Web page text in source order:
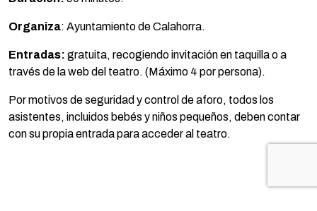
Organiza: Ayuntamiento de Calahorra.
Entradas: gratuita, recogiendo invitación en taquilla o a
través de la web del teatro. (Máximo 4 por persona).
Por motivos de seguridad y control de aforo, todos los
asistentes, incluidos bebés y niños pequeños, deben contar
con su propia entrada para acceder al teatro.